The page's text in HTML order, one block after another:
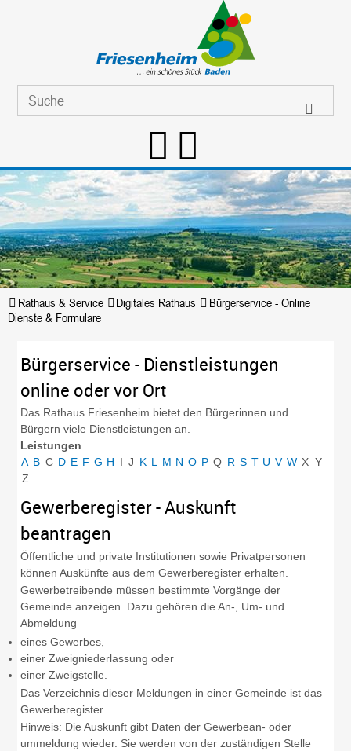
Rathaus & Service Digitales Rathaus
Bürgerservice - Online
Dienste & Formulare
Bürgerservice - Dienstleistungen
online oder vor Ort
Das Rathaus Friesenheim bietet den Bürgerinnen und
Bürgern viele Dienstleistungen an.
Leistungen
A B C D E F G H I J K L M N O P Q R S T U V W X Y
Z
Gewerberegister - Auskunft
beantragen
Öffentliche und private Institutionen sowie Privatpersonen
können Auskünfte aus dem Gewerberegister erhalten.
Gewerbetreibende müssen bestimmte Vorgänge der
Gemeinde anzeigen. Dazu gehören die An-, Um- und
Abmeldung
eines Gewerbes,
einer Zweigniederlassung oder
einer Zweigstelle.
Das Verzeichnis dieser Meldungen in einer Gemeinde ist das
Gewerberegister.
Hinweis: Die Auskunft gibt Daten der Gewerbean- oder
ummeldung wieder. Sie werden von der zuständigen Stelle